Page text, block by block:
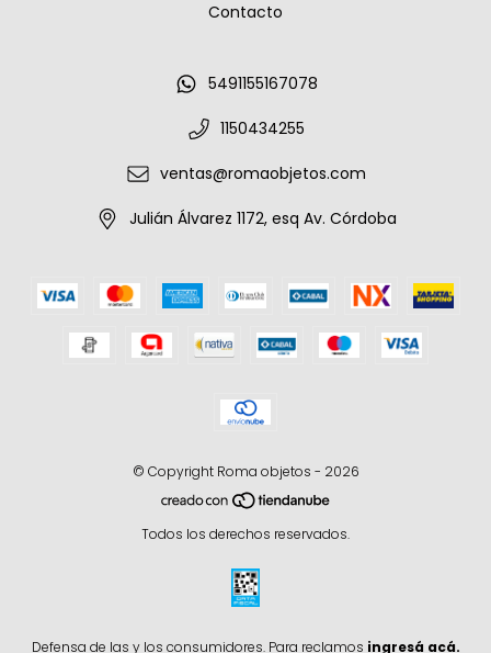
Contacto
5491155167078
1150434255
ventas@romaobjetos.com
Julián Álvarez 1172, esq Av. Córdoba
© Copyright Roma objetos - 2026
Todos los derechos reservados.
Defensa de las y los consumidores. Para reclamos ingresá acá.